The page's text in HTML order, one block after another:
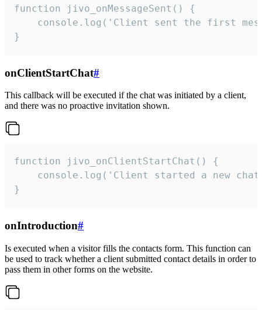
function jivo_onMessageSent() {
console.log('Client sent the first
}
onClientStartChat#
This callback will be executed if the chat was initiated by a client,
and there was no proactive invitation shown.
function jivo_onClientStartChat() {
console.log('Client started a new
}
onIntroduction#
Is executed when a visitor fills the contacts form. This function can
be used to track whether a client submitted contact details in order to
pass them in other forms on the website.